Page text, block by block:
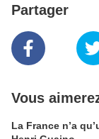
Partager
Vous
La France n’a